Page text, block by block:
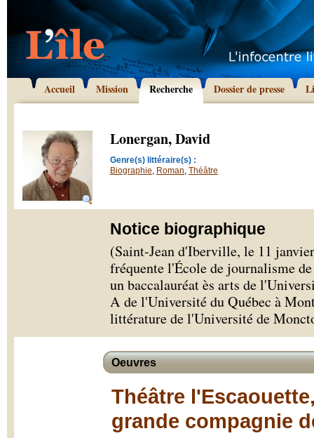
Accueil Mission Recherche Dossier de presse
Lonergan, David
Genre(s) littéraire(s) :
Biographie, Roman, Théâtre
Notice biographique
(Saint-Jean d'Iberville, le 11
fréquente l'École de journalisme
un baccalauréat ès arts de
A de l'Université du Québec à
littérature de l'Université de
Oeuvres
Théâtre
grande compagnie